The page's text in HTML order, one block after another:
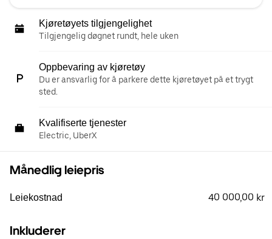
Kjøretøyets tilgjengelighet
Tilgjengelig døgnet rundt, hele uken
Oppbevaring av kjøretøy
Du er ansvarlig for å parkere dette kjøretøyet på et trygt
sted.
Kvalifiserte tjenester
Electric, UberX
Månedlig leiepris
Leiekostnad 40 000,00 kr
Inkluderer